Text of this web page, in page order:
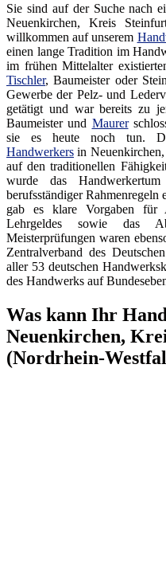
Sie sind auf der Suche nach
Neuenkirchen, Kreis
willkommen auf unserem
einen lange Tradition im
im frühen Mittelalter
Tischler, Baumeister oder
Gewerbe der Pelz- und
getätigt und war bereits zu
Baumeister und Maurer
sie es heute noch tun.
Handwerkers in
auf den traditionellen
wurde das
berufsständiger
gab es klare Vorgaben für
Lehrgeldes sowie das
Meisterprüfungen waren
Zentralverband des
aller 53 deutschen
des Handwerks auf
Was kann Ihr
Neuenkirchen,
(Nordrhein-